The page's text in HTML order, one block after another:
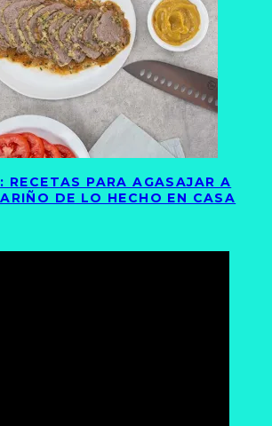
RECETAS PARA AGASAJAR A
DE LO HECHO EN CASA